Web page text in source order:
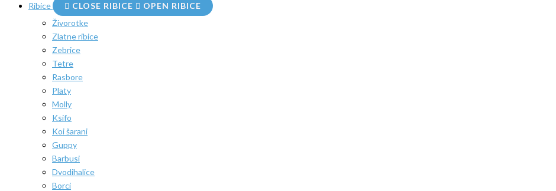
Ribice CLOSE RIBICE
OPEN RIBICE
Živorotke
Zlatne ribice
Zebrice
Tetre
Rasbore
Platy
Molly
Ksifo
Koi šarani
Guppy
Barbusi
Dvodihalice
Borci